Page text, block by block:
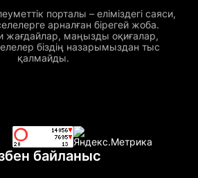
порталы – еліміздегі саяси,
арналған бірегей жоба.
жағдайлар, маңызды оқиғалар,
біздің назарымыздан тыс
қалмайды.
байланыс